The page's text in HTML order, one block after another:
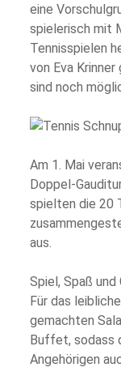
eine
spielerisch mit
Tennisspielen
von Eva
sind noch
Am 1. Mai
Doppel-
spielten die 20
aus.
Spiel, Spaß
Für das
gemachten
Buffet, sodass
Angehörigen